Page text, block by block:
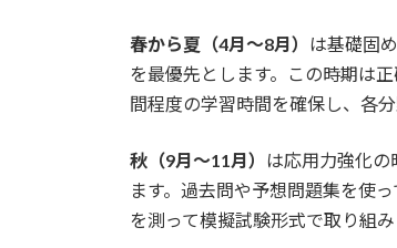
春から夏（4月〜8月） は基礎固
を最優先とします。この時期は
間程度の学習時間を確保し、各
秋（9月〜11月） は応用力強化の
ます。過去問や予想問題集を使
を測って模擬試験形式で取り組み